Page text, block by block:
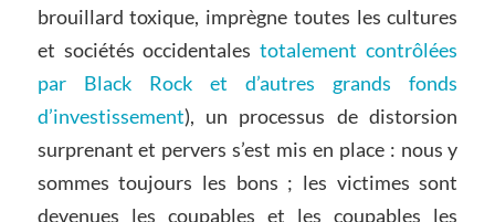
brouillard toxique, imprègne toutes les cultures
et sociétés occidentalestotalement contrôlées
par Black Rock et d’autres grands fonds
d’investissement), un processus de distorsion
surprenant et pervers s’est mis en place : nous y
sommes toujours les bons ; les victimes sont
devenues les coupables et les coupables les